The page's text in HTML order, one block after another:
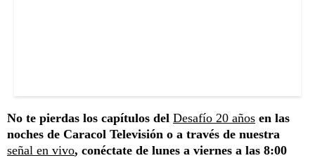
No te pierdas los capítulos del Desafío 20 años en las
noches de Caracol Televisión o a través de nuestra
señal en vivo, conéctate de lunes a viernes a las 8:00